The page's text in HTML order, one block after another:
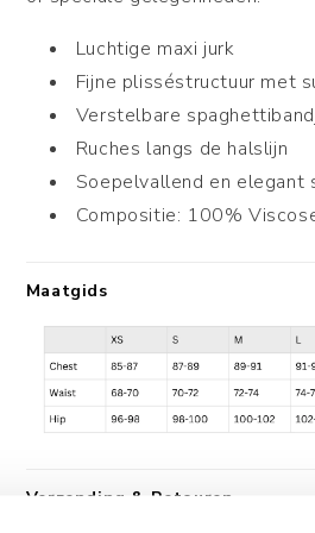
Luchtige maxi jurk
Fijne plisséstructuur met
Verstelbare
Ruches langs de halslijn
Soepelvallend en elegant
Compositie: 100%
Maatgids
Verzending & Retouren